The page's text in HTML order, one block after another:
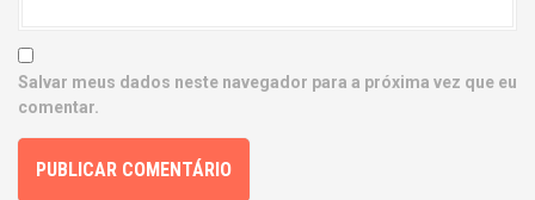
Salvar meus dados neste navegador para a próxima vez que eu
comentar.